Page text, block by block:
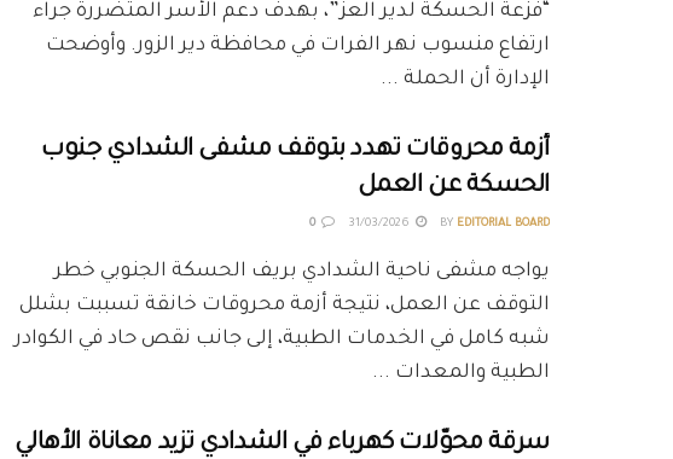
“فزعة الحسكة لدير العز”، بهدف دعم الأسر المتضررة جراء
ارتفاع منسوب نهر الفرات في محافظة دير الزور. وأوضحت
الإدارة أن الحملة ...
أزمة محروقات تهدد بتوقف مشفى الشدادي جنوب
الحسكة عن العمل
BY EDITORIAL BOARD
0
يواجه مشفى ناحية الشدادي بريف الحسكة الجنوبي خطر
التوقف عن العمل، نتيجة أزمة محروقات خانقة تسببت بشلل
شبه كامل في الخدمات الطبية، إلى جانب نقص حاد في الكوادر
الطبية والمعدات ...
سرقة محوّلات كهرباء في الشدادي تزيد معاناة الأهالي